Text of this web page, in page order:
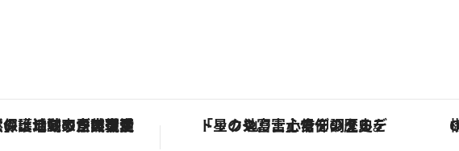
「大事なのは地域の意識を変えること」。ロレックス賞受賞の自然保護活動家が実現させたナイジェリアの自然環境の復活 「星のや富士」でデジタルデトックス。冨士信仰の歴史を辿り、心身を調える。